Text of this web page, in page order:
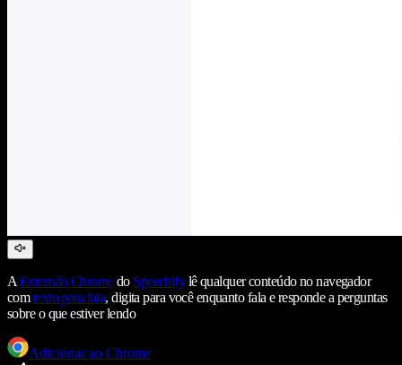
A Extensão Chromedo Speechifylê qualquer conteúdo no navegador
comtexto para fala, digita para você enquanto fala e responde a perguntas
sobre o que estiver lendo
Adicionar ao Chrome